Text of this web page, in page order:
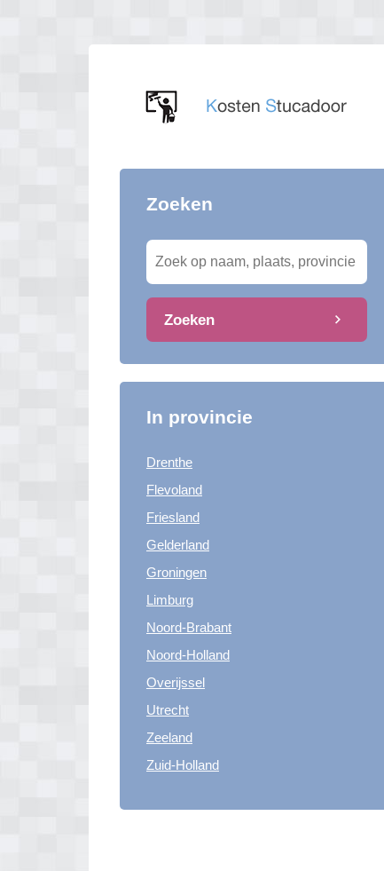
Zoeken
Zoeken
In provincie
Drenthe
Flevoland
Friesland
Gelderland
Groningen
Limburg
Noord-Brabant
Noord-Holland
Overijssel
Utrecht
Zeeland
Zuid-Holland